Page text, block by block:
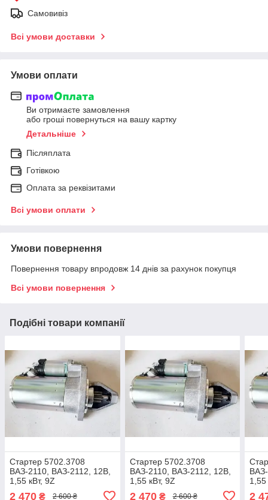
Самовивіз
Всі умови доставки
Умови оплати
Ви отримаєте замовлення
або гроші повернуться на вашу картку
Детальніше
Післяплата
Готівкою
Оплата за реквізитами
Всі умови оплати
Умови повернення
Повернення товару впродовж 14 днів за рахунок покупця
Всі умови повернення
Подібні товари компанії
Стартер 5702.3708
ВАЗ-2110, ВАЗ-2112, 12В,
1,55 кВт, 9Z
2 470 ₴ 2 600 ₴
Стартер 5702.3708
ВАЗ-2110, ВАЗ-2112, 12В,
1,55 кВт, 9Z
2 470₴ 2 600 ₴
1,55
2